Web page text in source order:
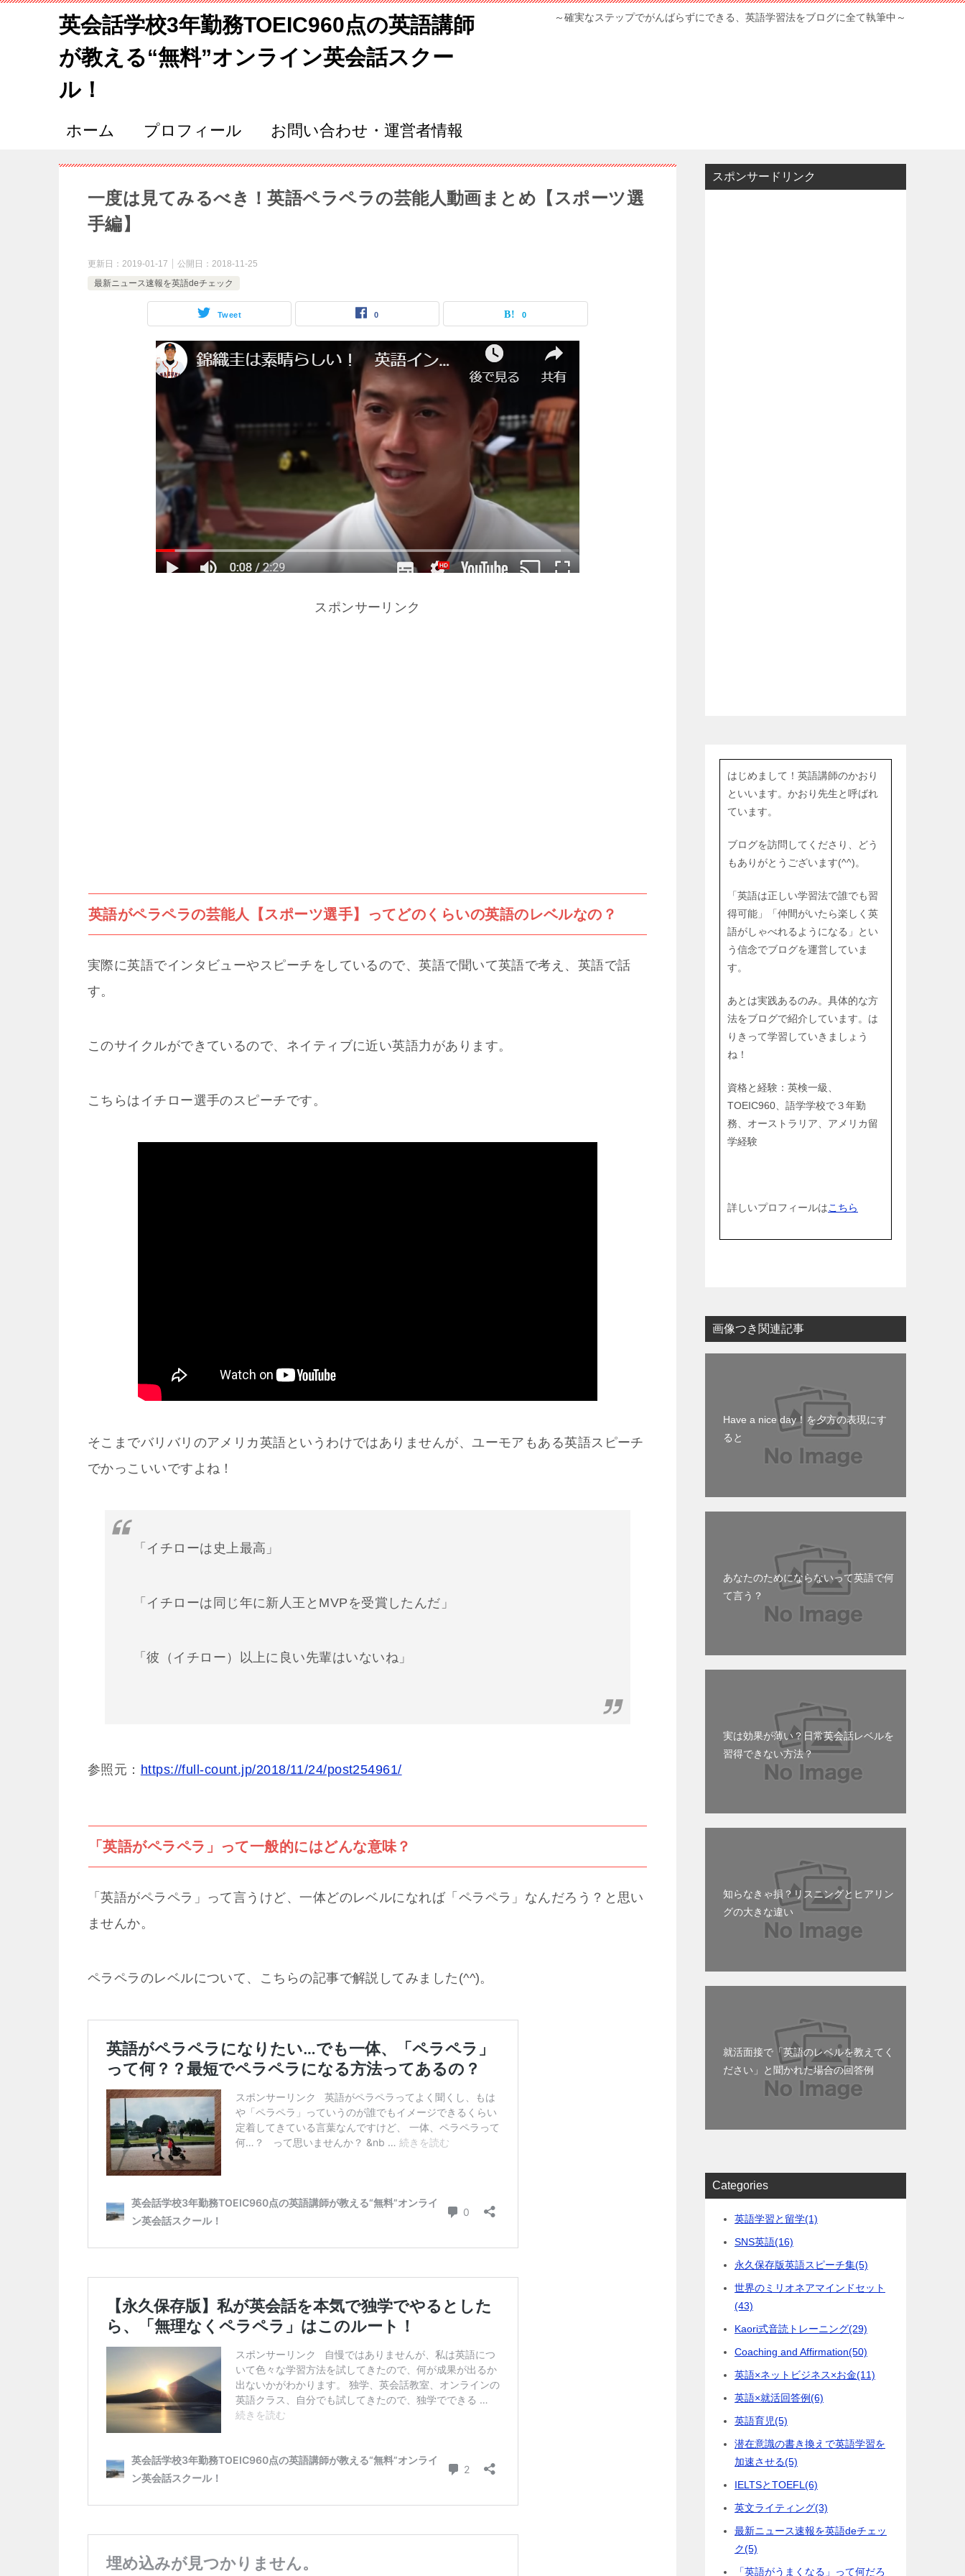
英会話学校3年勤務TOEIC960点の英語講師
が教える“無料”オンライン英会話スクー
ル！
～確実なステップでがんばらずにできる、英語学習法をブログに全て執筆中～
ホーム プロフィール お問い合わせ・運営者情報
一度は見てみるべき！英語ペラペラの芸能人動画まとめ【スポーツ選
手編】
更新日： 2019-01-17 公開日： 2018-11-25
最新ニュース速報を英語deチェック
Tweet 0 0
スポンサーリンク
英語がペラペラの芸能人【スポーツ選手】ってどのくらいの英語のレベルなの？
実際に英語でインタビューやスピーチをしているので、英語で聞いて英語で考え、英語で話
す。
このサイクルができているので、ネイティブに近い英語力があります。
こちらはイチロー選手のスピーチです。
そこまでバリバリのアメリカ英語というわけではありませんが、ユーモアもある英語スピーチ
でかっこいいですよね！
「イチローは史上最高」
「イチローは同じ年に新人王とMVPを受賞したんだ」
「彼（イチロー）以上に良い先輩はいないね」
参照元： https://full-count.jp/2018/11/24/post254961/
「英語がペラペラ」って一般的にはどんな意味？
「英語がペラペラ」って言うけど、一体どのレベルになれば「ペラペラ」なんだろう？と思い
ませんか。
ペラペラのレベルについて、こちらの記事で解説してみました(^^)。
スポンサードリンク
はじめまして！英語講師のかおり
といいます。かおり先生と呼ばれ
ています。
ブログを訪問してくださり、どう
もありがとうございます(^^)。
「英語は正しい学習法で誰でも習
得可能」「仲間がいたら楽しく英
語がしゃべれるようになる」とい
う信念でブログを運営していま
す。
あとは実践あるのみ。具体的な方
法をブログで紹介しています。は
りきって学習していきましょう
ね！
資格と経験：英検一級、
TOEIC960、語学学校で３年勤
務、オーストラリア、アメリカ留
学経験
詳しいプロフィールはこちら
画像つき関連記事
Have a nice day！を夕方の表現にす
ると
あなたのためにならないって英語で何
て言う？
実は効果が薄い？日常英会話レベルを
習得できない方法？
知らなきゃ損？リスニングとヒアリン
グの大きな違い
就活面接で「英語のレベルを教えてく
ださい」と聞かれた場合の回答例
Categories
英語学習と留学(1)
SNS英語(16)
永久保存版英語スピーチ集(5)
世界のミリオネアマインドセット
(43)
Kaori式音読トレーニング(29)
Coaching and Affirmation(50)
英語×ネットビジネス×お金(11)
英語×就活回答例(6)
英語育児(5)
潜在意識の書き換えで英語学習を
加速させる(5)
IELTSとTOEFL (6)
英文ライティング(3)
最新ニュース速報を英語deチェッ
ク(5)
「英語がうまくなる」って何だろ